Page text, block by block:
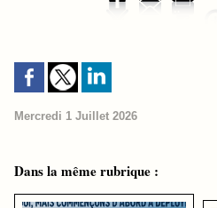
Mercredi 1 Juillet 2026
Dans la même rubrique :